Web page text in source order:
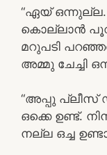
“ഏയ് ഒന്നുല്ല.
കൊല്ലാൻ
മറുപടി
അമ്മു ചേച്ചി
“അപ്പു പ്ലീസ്
ഒക്കെ ഉണ്ട്.
നല്ല ഒച്ച